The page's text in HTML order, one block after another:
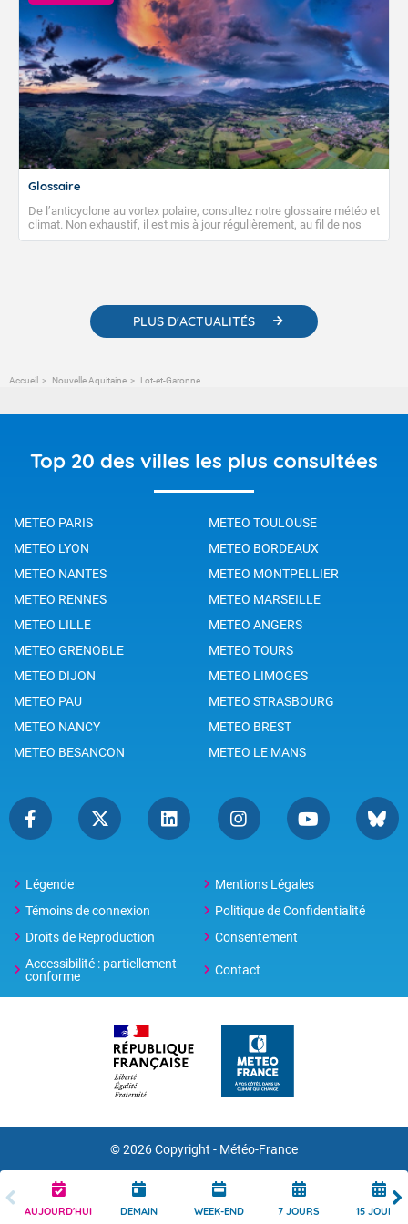
AUJOURD'HUI DEMAIN WEEK-END 7 JOURS 15 JOURS
Glossaire
De l’anticyclone au vortex polaire, consultez notre glossaire météo et
climat. Non exhaustif, il est mis à jour régulièrement, au fil de nos
publications. Vous y trouverez également des liens utiles vers nos
PLUS D'ACTUALITÉS
Accueil Nouvelle Aquitaine Lot-et-Garonne
Top 20 des villes les plus consultées
METEO PARIS
METEO TOULOUSE
METEO LYON
METEO BORDEAUX
METEO NANTES
METEO MONTPELLIER
METEO RENNES
METEO MARSEILLE
METEO LILLE
METEO ANGERS
METEO GRENOBLE
METEO TOURS
METEO DIJON
METEO LIMOGES
METEO PAU
METEO STRASBOURG
METEO NANCY
METEO BREST
METEO BESANCON
METEO LE MANS
Légende
Mentions Légales
Témoins de connexion
Politique de Confidentialité
Droits de Reproduction
Consentement
Accessibilité : partiellement
conforme
Contact
© 2026 Copyright - Météo-France